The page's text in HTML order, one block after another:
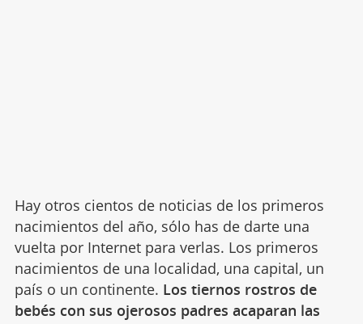
Hay otros cientos de noticias de los primeros
nacimientos del año, sólo has de darte una
vuelta por Internet para verlas. Los primeros
nacimientos de una localidad, una capital, un
país o un continente. Los tiernos rostros de
bebés con sus ojerosos padres acaparan las